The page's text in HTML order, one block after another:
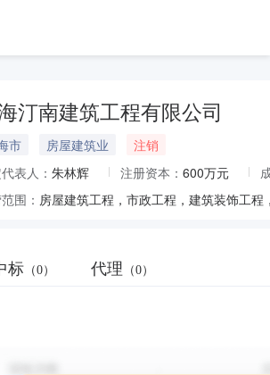
汀南建筑工程有限公司
市 房屋建筑业
注销
表人： 朱林辉 注册资本： 600万元
围：
标 （0） 代理 （0）